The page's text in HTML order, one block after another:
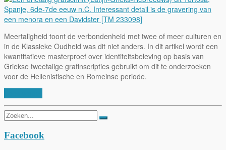
Meertaligheid toont de verbondenheid met twee of meer culturen en
in de Klassieke Oudheid was dit niet anders. In dit artikel wordt een
kwantitatieve masterproef over identiteitsbeleving op basis van
Griekse tweetalige grafinscripties gebruikt om dit te onderzoeken
voor de Hellenistische en Romeinse periode.
Zoeken
naar:
Facebook